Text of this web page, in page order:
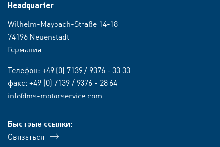
Headquarter
Wilhelm-Maybach-Straße 14-18
74196 Neuenstadt
Германия
Телефон: +49 (0) 7139 / 9376 - 33 33
факс: +49 (0) 7139 / 9376 - 28 64
info@ms-motorservice.com
Быстрые ссылки:
Связаться